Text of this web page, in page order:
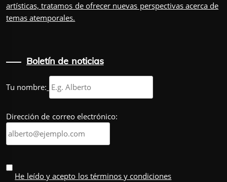
artísticas, tratamos de ofrecer nuevas perspectivas acerca de
temas atemporales.
Boletín de noticias
Tu nombre:
Dirección de correo electrónico:
He leído y acepto los términos y condiciones